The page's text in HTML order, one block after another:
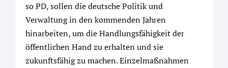
so PD, sollen die deutsche Politik und
Verwaltung in den kommenden Jahren
hinarbeiten, um die Handlungsfähigkeit der
öffentlichen Hand zu erhalten und sie
zukunftsfähig zu machen. Einzelmaßnahmen